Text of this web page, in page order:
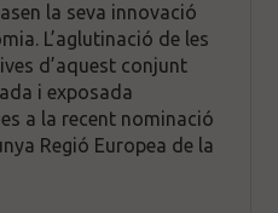
la seva innovació
L’aglutinació de les
d’aquest conjunt
i exposada
a la recent nominació
Regió Europea de la